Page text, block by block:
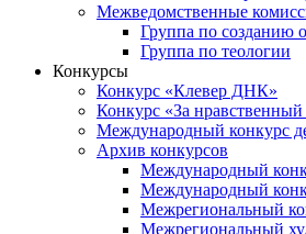
Межведомственные
Группа по созданию
Группа по теологии
Конкурсы
Конкурс «Клевер ДНК»
Конкурс «За нравственный
Международный конкурс
Архив конкурсов
Международный
Международный
Межрегиональный
Межрегиональный